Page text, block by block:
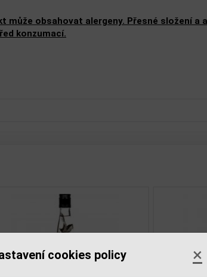
cookies policy ×
může obsahovat alergeny. Přesné složení a
konzumací.